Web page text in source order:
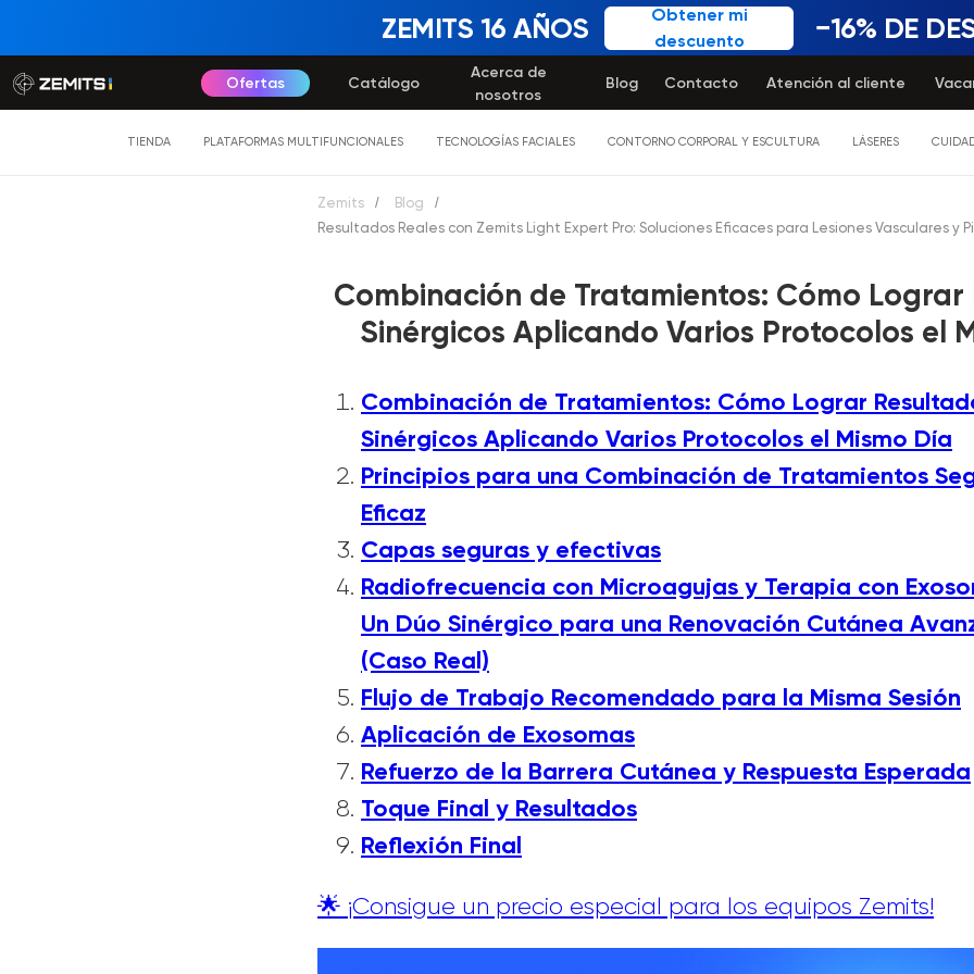
Obtener mi
descuento
ZEMITS 16 AÑOS −16% DE
Contacto
Blog
Acerca de
nosotros
Catálogo
Ofertas Atención al cliente
TIENDA PLATAFORMAS MULTIFUNCIONALES TECNOLOGÍAS FACIALES CONTORNO CORPORAL Y ESCULTURA LÁSERES
Zemits / Blog
/
Resultados Reales con Zemits Light Expert Pro: Soluciones Eficaces para Lesiones Vasculares y
Combinación de Tratamientos: Cómo Lograr
Sinérgicos Aplicando Varios Protocolos el
Combinación de Tratamientos: Cómo Lograr
Sinérgicos Aplicando Varios Protocolos el Mismo Día
Principios para una Combinación de Tratamientos
Eficaz
Capas seguras y efectivas
Radiofrecuencia con Microagujas y Terapia con
Un Dúo Sinérgico para una Renovación Cutánea
(Caso Real)
Flujo de Trabajo Recomendado para la Misma Sesión
Aplicación de Exosomas
Refuerzo de la Barrera Cutánea y Respuesta Esperada
Toque Final y Resultados
Reflexión Final
🌟 ¡Consigue un precio especial para los equipos Zemits!